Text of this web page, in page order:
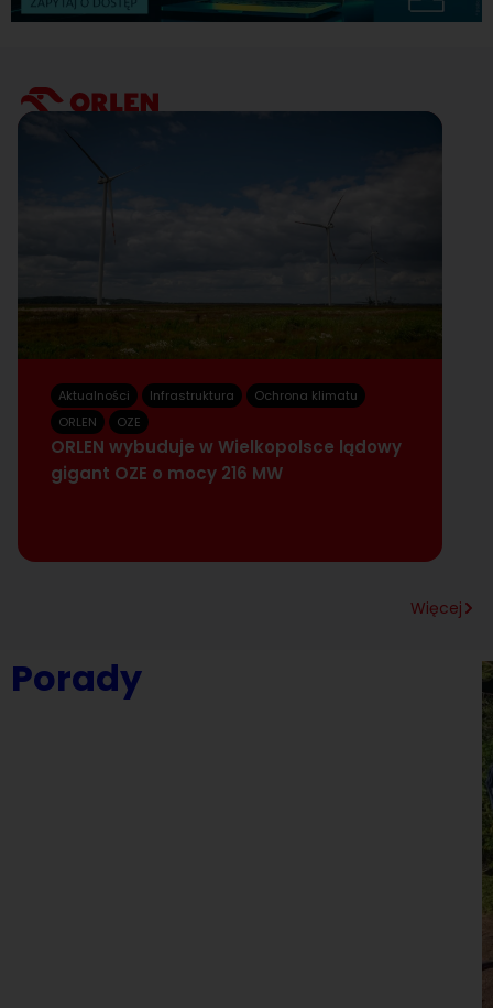
Aktualności Infrastruktura
Ochrona klimatu
ORLEN
OZE
ORLEN wybuduje w Wielkopolsce lądowy
gigant OZE o mocy 216 MW
Więcej
Porady